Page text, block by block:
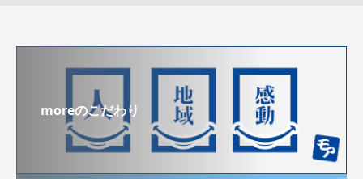
moreのこだわり